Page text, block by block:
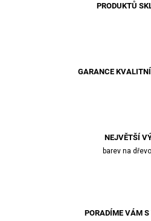
PRODUKTŮ
GARANCE
NEJVĚTŠÍ
barev na
PORADÍME VÁM S